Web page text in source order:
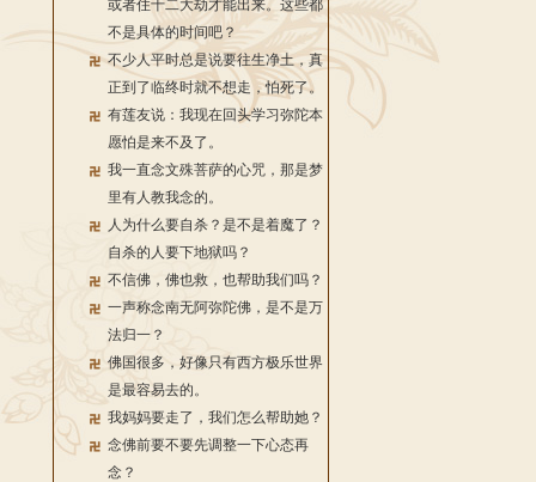
或者住十二大劫才能出来。这些都
不是具体的时间吧？
不少人平时总是说要往生净土，真
正到了临终时就不想走，怕死了。
有莲友说：我现在回头学习弥陀本
愿怕是来不及了。
我一直念文殊菩萨的心咒，那是梦
里有人教我念的。
人为什么要自杀？是不是着魔了？
自杀的人要下地狱吗？
不信佛，佛也救，也帮助我们吗？
一声称念南无阿弥陀佛，是不是万
法归一？
佛国很多，好像只有西方极乐世界
是最容易去的。
我妈妈要走了，我们怎么帮助她？
念佛前要不要先调整一下心态再
念？